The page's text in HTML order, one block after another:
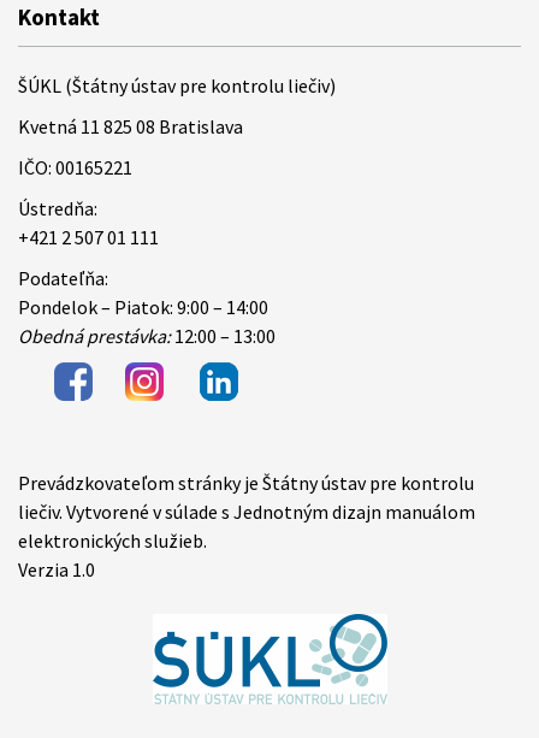
Kontakt
ŠÚKL (Štátny ústav pre kontrolu liečiv)
Kvetná 11 825 08 Bratislava
IČO: 00165221
Ústredňa:
+421 2 507 01 111
Podateľňa:
Pondelok – Piatok: 9:00 – 14:00
Obedná prestávka:12:00 – 13:00
Items
Prevádzkovateľom stránky je Štátny ústav pre kontrolu
liečiv. Vytvorené v súlade s Jednotným dizajn manuálom
elektronických služieb.
Verzia 1.0